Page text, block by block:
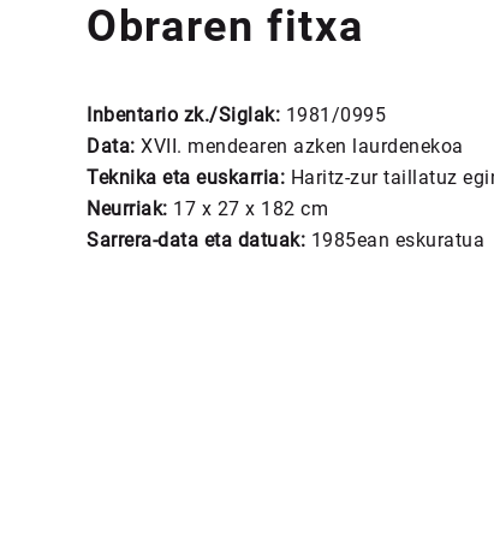
Obraren fitxa
Inbentario zk./Siglak: 1981/0995
Data: XVII. mendearen azken laurdenekoa
Teknika eta euskarria: Haritz-zur taillatuz
Neurriak: 17 x 27 x 182 cm
Sarrera-data eta datuak: 1985ean eskuratua